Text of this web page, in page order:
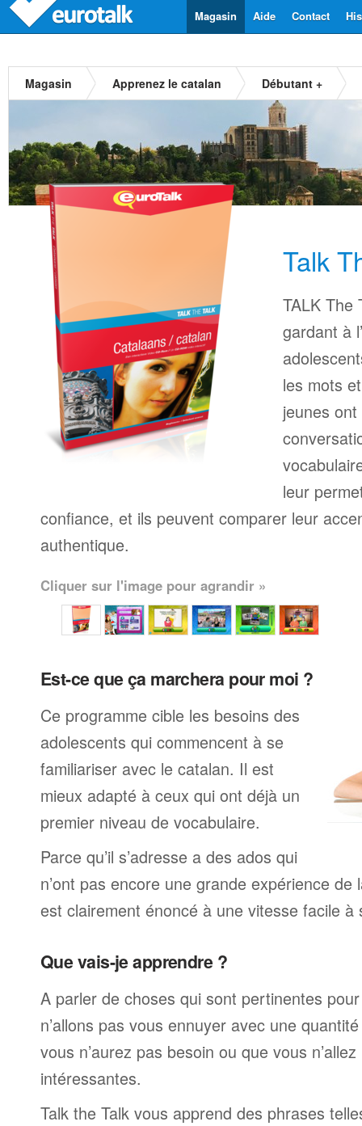
Contact
Aide
Magasin
Magasin Apprenez le catalan Débutant +
Talk
TALK The
gardant à
les mots
jeunes
leur
confiance, et ils peuvent comparer leur
authentique.
Cliquer sur l'image pour agrandir »
Est-ce que ça marchera pour moi ?
Ce programme cible les besoins des
adolescents qui commencent à se
familiariser avec le catalan. Il est
mieux adapté à ceux qui ont déjà un
premier niveau de vocabulaire.
Parce qu’il s’adresse a des ados qui
n’ont pas encore une grande expérience de
est clairement énoncé à une vitesse facile à
Que vais-je apprendre ?
A parler de choses qui sont pertinentes
n’allons pas vous ennuyer avec une
vous n’aurez pas besoin ou que vous
intéressantes.
Talk the Talk vous apprend des phrases